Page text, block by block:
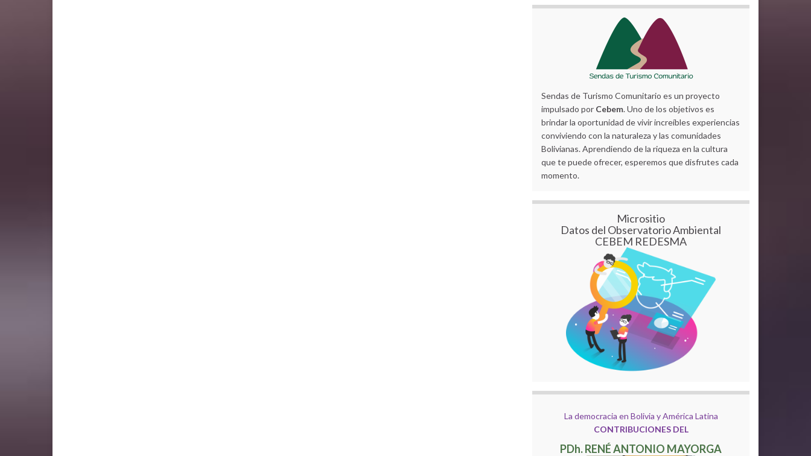
Sendas de Turismo Comunitario es un proyecto
impulsado por Cebem. Uno de los objetivos es
brindar la oportunidad de vivir increíbles experiencias
conviviendo con la naturaleza y las comunidades
Bolivianas. Aprendiendo de la riqueza en la cultura
que te puede ofrecer, esperemos que disfrutes cada
momento.
Micrositio
Datos del Observatorio Ambiental
CEBEM REDESMA
La democracia en Bolivia y América Latina
CONTRIBUCIONES DEL
PDh. RENÉ ANTONIO MAYORGA